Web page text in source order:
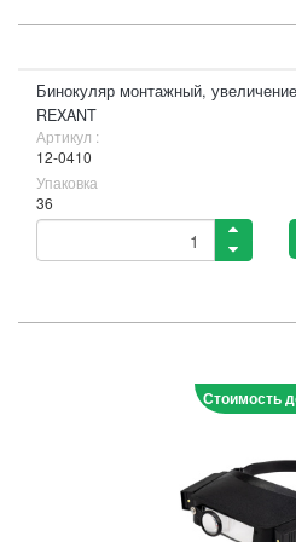
Бинокуляр монтажный,
REXANT
Артикул :
12-0410
Упаковка
36
Стоимость